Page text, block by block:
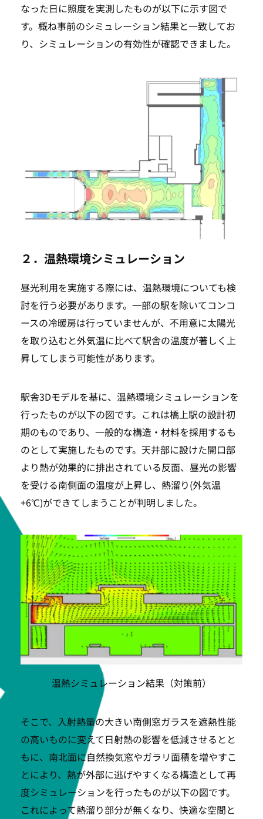
なった日に照度を実測したものが以下に示す図で
す。概ね事前のシミュレーション結果と一致してお
り、シミュレーションの有効性が確認できました。
２．温熱環境シミュレーション
昼光利用を実施する際には、温熱環境についても検
討を行う必要があります。一部の駅を除いてコンコ
ースの冷暖房は行っていませんが、不用意に太陽光
を取り込むと外気温に比べて駅舎の温度が著しく上
昇してしまう可能性があります。
駅舎3Dモデルを基に、温熱環境シミュレーションを
行ったものが以下の図です。これは橋上駅の設計初
期のものであり、一般的な構造・材料を採用するも
のとして実施したものです。天井部に設けた開口部
より熱が効果的に排出されている反面、昼光の影響
を受ける南側面の温度が上昇し、熱溜り(外気温
+6℃)ができてしまうことが判明しました。
温熱シミュレーション結果（対策前）
そこで、入射熱量の大きい南側窓ガラスを遮熱性能
の高いものに変えて日射熱の影響を低減させるとと
もに、南北面に自然換気窓やガラリ面積を増やすこ
とにより、熱が外部に逃げやすくなる構造として再
度シミュレーションを行ったものが以下の図です。
これによって熱溜り部分が無くなり、快適な空間と